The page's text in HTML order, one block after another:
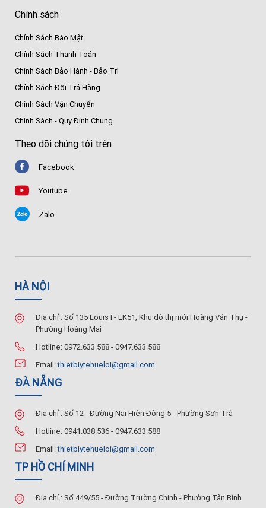
Chính sách
Chính Sách Bảo Mật
Chính Sách Thanh Toán
Chính Sách Bảo Hành - Bảo Trì
Chính Sách Đổi Trả Hàng
Chính Sách Vận Chuyển
Chính Sách - Quy Định Chung
Theo dõi chúng tôi trên
Facebook
Youtube
Zalo
HÀ NỘI
Địa chỉ : Số 135 Louis I - LK51, Khu đô thị mới Hoàng Văn Thụ -
Phường Hoàng Mai
Hotline: 0972.633.588 - 0947.633.588
Email:thietbiytehueloi@gmail.com
ĐÀ NẴNG
Địa chỉ : Số 12 - Đường Nại Hiên Đông 5 - Phường Sơn Trà
Hotline: 0941.038.536 - 0947.633.588
Email:thietbiytehueloi@gmail.com
TP HỒ CHÍ MINH
Địa chỉ : Số 449/55 - Đường Trường Chinh - Phường Tân Bình